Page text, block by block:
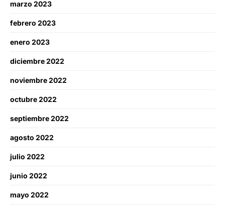
marzo 2023
febrero 2023
enero 2023
diciembre 2022
noviembre 2022
octubre 2022
septiembre 2022
agosto 2022
julio 2022
junio 2022
mayo 2022